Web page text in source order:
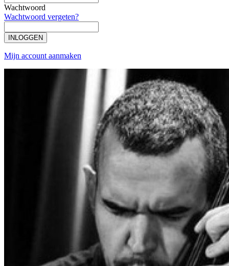
Wachtwoord
Wachtwoord vergeten?
INLOGGEN
Mijn account aanmaken